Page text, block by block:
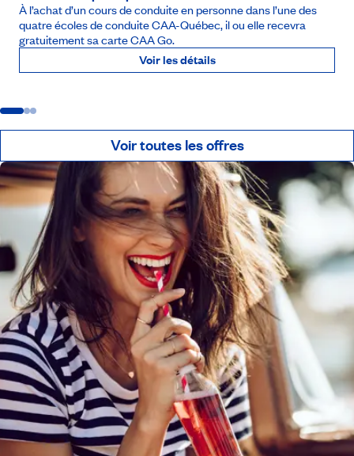
À l’achat d’un cours de conduite en personne dans l’une des
quatre écoles de conduite CAA-Québec, il ou elle recevra
gratuitement sa carte CAA Go.
Voir les détails
Voir toutes les offres